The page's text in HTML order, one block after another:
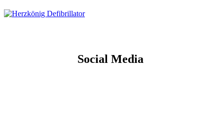
Social Media